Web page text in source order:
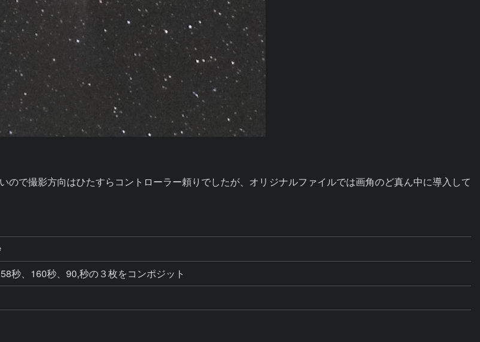
で撮影方向はひたすらコントローラー頼りでしたが、オリジナルファイルでは画角のど真ん中に導入して
秒、160秒、90,秒の３枚をコンポジット